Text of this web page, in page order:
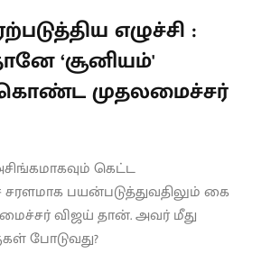
எழுச்சி :
‘சூனியம்'
முதலமைச்சர்
கெட்ட
பயன்படுத்துவதிலும் கை
விஜய் தான். அவர் மீது
போடுவது?